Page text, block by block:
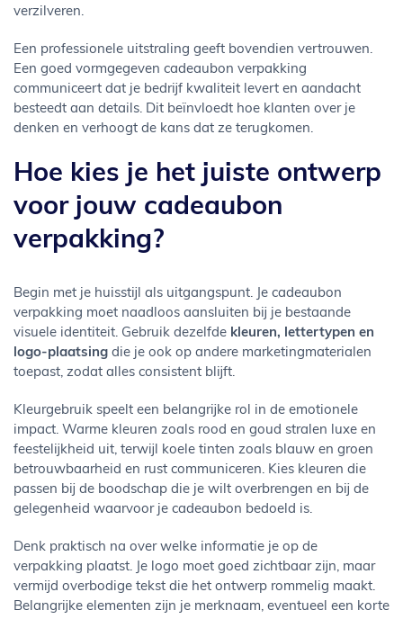
verzilveren.
Een professionele uitstraling geeft bovendien vertrouwen.
Een goed vormgegeven cadeaubon verpakking
communiceert dat je bedrijf kwaliteit levert en aandacht
besteedt aan details. Dit beïnvloedt hoe klanten over je
denken en verhoogt de kans dat ze terugkomen.
Hoe kies je het juiste ontwerp
voor jouw cadeaubon
verpakking?
Begin met je huisstijl als uitgangspunt. Je cadeaubon
verpakking moet naadloos aansluiten bij je bestaande
visuele identiteit. Gebruik dezelfde kleuren, lettertypen en
logo-plaatsing die je ook op andere marketingmaterialen
toepast, zodat alles consistent blijft.
Kleurgebruik speelt een belangrijke rol in de emotionele
impact. Warme kleuren zoals rood en goud stralen luxe en
feestelijkheid uit, terwijl koele tinten zoals blauw en groen
betrouwbaarheid en rust communiceren. Kies kleuren die
passen bij de boodschap die je wilt overbrengen en bij de
gelegenheid waarvoor je cadeaubon bedoeld is.
Denk praktisch na over welke informatie je op de
verpakking plaatst. Je logo moet goed zichtbaar zijn, maar
vermijd overbodige tekst die het ontwerp rommelig maakt.
Belangrijke elementen zijn je merknaam, eventueel een korte